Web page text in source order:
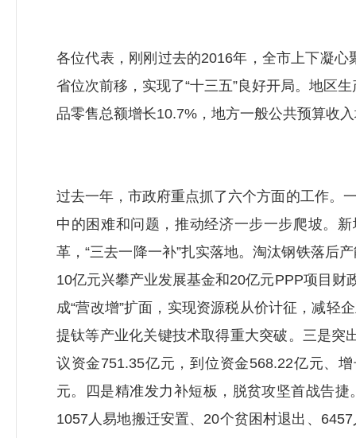
各位代表，刚刚过去的2016年，全市上下凝
省位次前移，实现了“十三五”良好开局。地区
品零售总额增长10.7%，地方一般公共预算收
过去一年，市政府重点抓了六个方面的工作。
中的困难和问题，推动经济一步一步爬坡。
革，“三去一降一补”扎实落地。淘汰钢铁落后
10亿元兴攀产业发展基金和20亿元PPP项目财
成“营改增”扩面，实现资源税从价计征，减轻
提钛等产业化关键技术取得重大突破。三是突
议资金751.35亿元，到位资金568.22亿元、
元。四是精准发力补短板，脱贫攻坚首战告
1057人易地搬迁安置、20个贫困村退出、